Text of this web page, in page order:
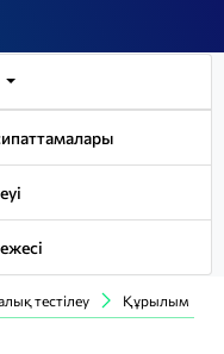
тестілеу Құрылым